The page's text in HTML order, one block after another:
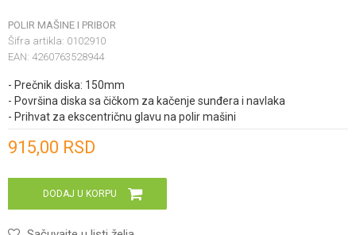
POLIR MAŠINE I PRIBOR
Šifra artikla: 0102910
EAN: 4260763528944
- Prečnik diska: 150mm
- Površina diska sa čičkom za kačenje sunđera i navlaka
- Prihvat za ekscentričnu glavu na polir mašini
915,00 RSD
DODAJ U KORPU